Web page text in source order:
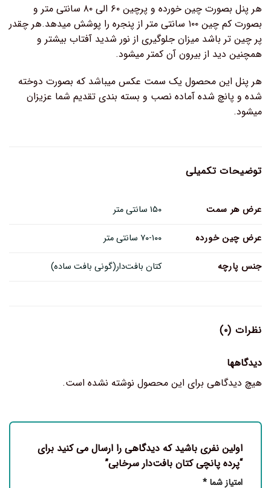
هر پنل بصورت چین خورده و پرچین ۶۰ الی ۸۰ سانتی متر و
بصورت کم چین ۱۰۰ سانتی متر از پنجره را پوشش میدهد.هر چقدر
پر چین تر باشد میزان جلوگیری از نور شدید آفتاب بیشتر و
همچنین دید از بیرون آن کمتر میشود.
هر پنل این محصول یک سمت عکس میباشد که بصورت دوخته
شده و پانچ شده آماده نصب و بسته بندی تقدیم شما عزیزان
میشود.
توضیحات تکمیلی
عرض هر سمت ۱۵۰ سانتی متر
عرض چین خورده ۷۰-۱۰۰ سانتی متر
جنس پارچه کتان بافت‌دار(گونی بافت ساده)
نظرات (۰)
دیدگاهها
هیچ دیدگاهی برای این محصول نوشته نشده است.
اولین نفری باشید که دیدگاهی را ارسال می کنید برای
“پرده پانچی کتان بافت‌دار سرخابی”
امتیاز شما *